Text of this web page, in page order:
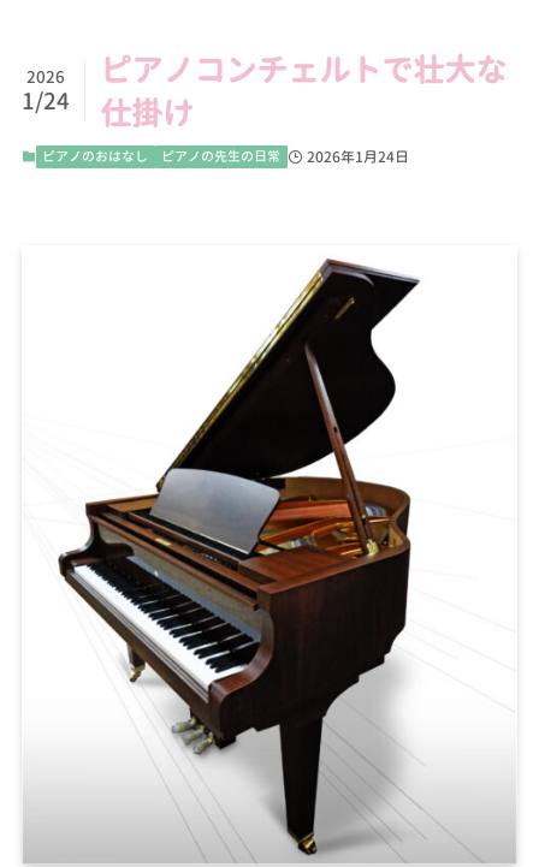
ピアノコンチェルトで壮大な
仕掛け
2026
1/24
ピアノのおはなし ピアノの先生の日常 2026年1月24日